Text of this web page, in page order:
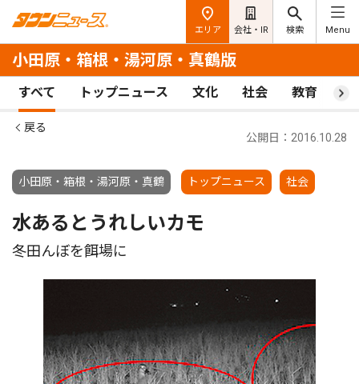
エリア 会社・IR 検索 Menu
小田原・箱根・湯河原・真鶴版
すべて トップニュース 文化 社会 教育 ス
戻る
小田原・箱根・湯河原・真鶴 トップニュース 社会
公開日：2016.10.28
水あるとうれしいカモ
冬田んぼを餌場に